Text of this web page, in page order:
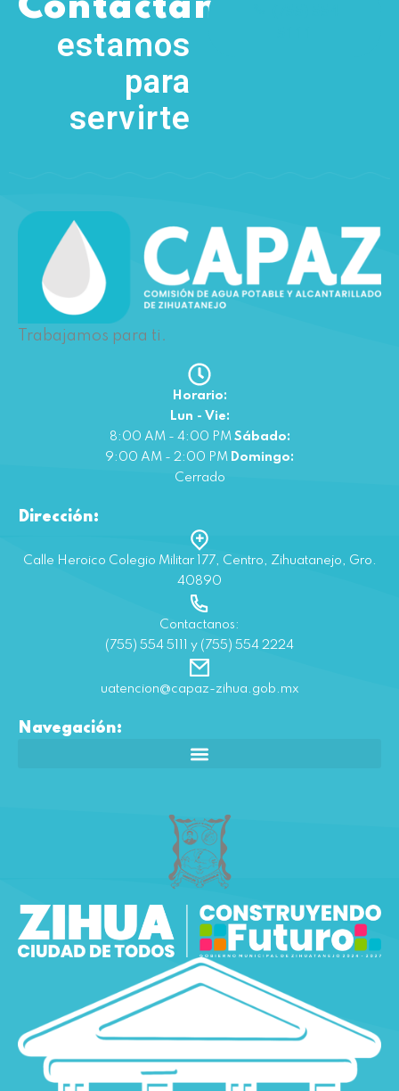
Contáctanos
estamos
para
servirte
Trabajamos para ti.
Horario:
Lun - Vie:
8:00 AM - 4:00 PM Sábado:
9:00 AM - 2:00 PM Domingo:
Cerrado
Dirección:
Calle Heroico Colegio Militar 177, Centro, Zihuatanejo, Gro.
40890
Contactanos:
(755) 554 5111 y (755) 554 2224
uatencion@capaz-zihua.gob.mx
Navegación: